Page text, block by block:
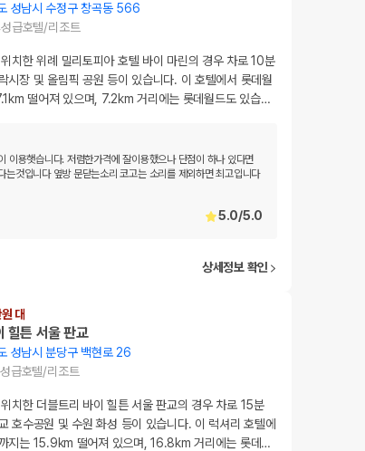
성남시 수정구 창곡동 566
성급호텔/리조트
치한 위례 밀리토피아 호텔 바이 마린의 경우 차로 10분
시장 및 올림픽 공원 등이 있습니다. 이 호텔에서 롯데월
떨어져 있으며, 7.2km 거리에는 롯데월드도 있습…
이용햇습니다. 저렴한가격에 잘이용했으나 단점이 하나 있다면
는것입니다 옆방 문닫는소리 코고는 소리를 제외하면 최고입니다
5.0/5.0
상세정보 확인
대
힐튼 서울 판교
성남시 분당구 백현로 26
성급호텔/리조트
치한 더블트리 바이 힐튼 서울 판교의 경우 차로 15분
호수공원 및 수원 화성 등이 있습니다. 이 럭셔리 호텔에
지는 15.9km 떨어져 있으며, 16.8km 거리에는 롯데 …